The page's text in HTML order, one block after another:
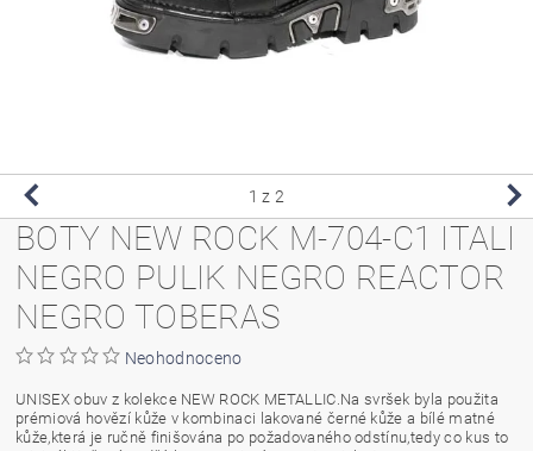
1 z 2
BOTY NEW ROCK M-704-C1 ITALI
NEGRO PULIK NEGRO REACTOR
NEGRO TOBERAS
Neohodnoceno
UNISEX obuv z kolekce NEW ROCK METALLIC.Na svršek byla použita
prémiová hovězí kůže v kombinaci lakované černé kůže a bílé matné
kůže,která je ručně finišována po požadovaného odstínu,tedy co kus to